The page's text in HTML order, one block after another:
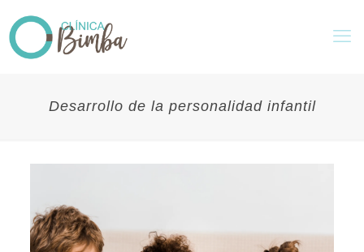
Desarrollo de la personalidad infantil